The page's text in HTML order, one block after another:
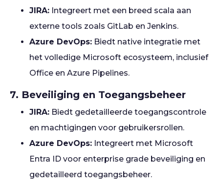
JIRA: Integreert met een breed scala aan
externe tools zoals GitLab en Jenkins.
Azure DevOps: Biedt native integratie met
het volledige Microsoft ecosysteem, inclusief
Office en Azure Pipelines.
7. Beveiliging en Toegangsbeheer
JIRA: Biedt gedetailleerde toegangscontrole
en machtigingen voor gebruikersrollen.
Azure DevOps: Integreert met Microsoft
Entra ID voor enterprise grade beveiliging en
gedetailleerd toegangsbeheer.